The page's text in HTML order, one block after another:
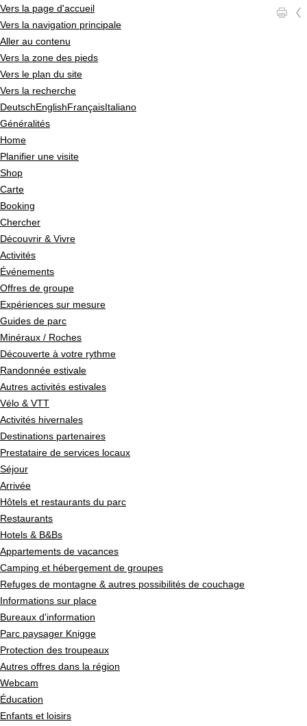
Vers la page d'accueil
Vers la navigation principale
Aller au contenu
Vers la zone des pieds
Vers le plan du site
Vers la recherche
DeutschEnglishFrançaisItaliano
Généralités
Home
Planifier une visite
Shop
Carte
Booking
Chercher
Découvrir & Vivre
Activités
Événements
Offres de groupe
Expériences sur mesure
Guides de parc
Minéraux / Roches
Découverte à votre rythme
Randonnée estivale
Autres activités estivales
Vélo & VTT
Activités hivernales
Destinations partenaires
Prestataire de services locaux
Séjour
Arrivée
Hôtels et restaurants du parc
Restaurants
Hotels & B&Bs
Appartements de vacances
Camping et hébergement de groupes
Refuges de montagne & autres possibilités de couchage
Informations sur place
Bureaux d'information
Parc paysager Knigge
Protection des troupeaux
Autres offres dans la région
Webcam
Éducation
Enfants et loisirs
l c